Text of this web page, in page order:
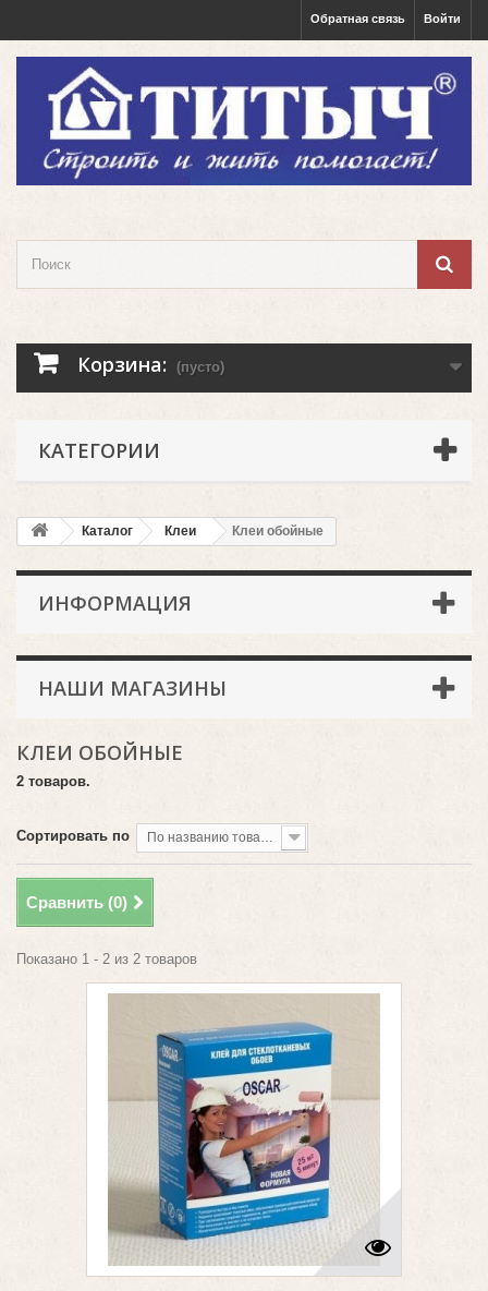
Войти
Обратная связь
Корзина: (пусто)
КАТЕГОРИИ
Каталог Клеи Клеи обойные
ИНФОРМАЦИЯ
НАШИ МАГАЗИНЫ
КЛЕИ ОБОЙНЫЕ
2 товаров.
Сортировать по По названию товара, от А до Я
Сравнить (0)
Показано 1 - 2 из 2 товаров